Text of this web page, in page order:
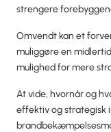
strengere
Omvendt kan et
muliggøre en
mulighed for mere
At vide, hvornår og
effektiv og strategisk